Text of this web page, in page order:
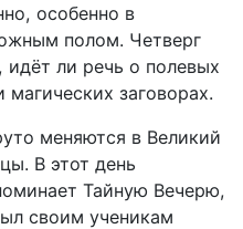
особенно в
полом. Четверг
ли речь о полевых
магических заговорах.
меняются в Великий
В этот день
Тайную Вечерю,
своим ученикам